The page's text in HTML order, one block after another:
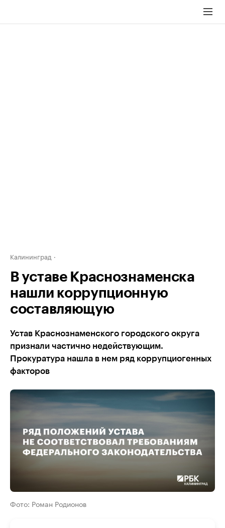
Калининград
В уставе Краснознаменска
нашли коррупционную
составляющую
Устав Краснознаменского городского округа
признали частично недействующим.
Прокуратура нашла в нем ряд коррупциогенных
факторов
Фото: Роман Родионов